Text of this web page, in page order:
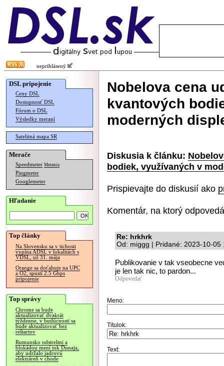
neprihlásený
DSL pripojenie
Ceny DSL
Dostupnosť DSL
Fórum o DSL
Výsledky meraní
Satelitná mapa SR
Merače
Speedmeter Merania
Pingmeter
Googlemeter
Hľadanie
Top články
Na Slovensku sa v tichosti
vypína ADSL v lokalitách s
VDSL, už 31. mája
Orange sa doťahuje na UPC
a O2, spustí 2.5 Gbps
pripojenie
Top správy
Chrome sa bude
aktualizovať dvakrát
týždenne, v budúcnosti sa
bude aktualizovať bez
reštartov
Rumunsko odstrelmi a
blokádou mení tok Dunaja,
aby udržalo jadrovú
elektráreň v chode
Nobelova cena
kvantových
moderných
Diskusia k článku:
bodiek, využívaných v
Prispievajte do diskusií ako
Komentár, na ktorý
Re: hrkhrk
Od: miggg | Pridané: 2023-10-05
Publikovanie v tak vseobecne
je len tak nic, to pardon...
Odpovedať
Meno:
Titulok:
Text: